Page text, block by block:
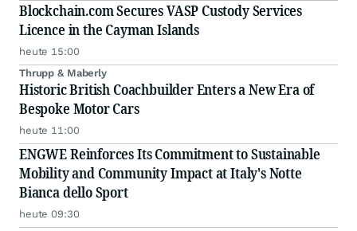
Blockchain.com Secures VASP Custody Services
Licence in the Cayman Islands
heute 15:00
Thrupp & Maberly
Historic British Coachbuilder Enters a New Era of
Bespoke Motor Cars
heute 11:00
ENGWE Reinforces Its Commitment to Sustainable
Mobility and Community Impact at Italy's Notte
Bianca dello Sport
heute 09:30